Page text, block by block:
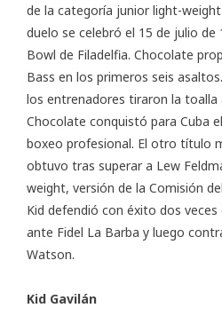
de la categoría junior light-
duelo se celebró el 15 de julio
Bowl de Filadelfia. Chocolate
Bass en los primeros seis
los entrenadores tiraron la toalla
Chocolate conquistó para Cuba
boxeo profesional. El otro título
obtuvo tras superar a Lew
weight, versión de la Comisión
Kid defendió con éxito dos
ante Fidel La Barba y luego
Watson.
Kid Gavilán